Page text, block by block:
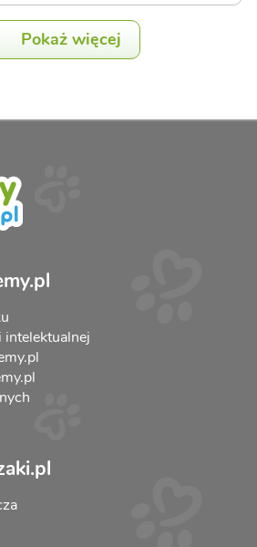
Pokaż więcej
intelektualnej